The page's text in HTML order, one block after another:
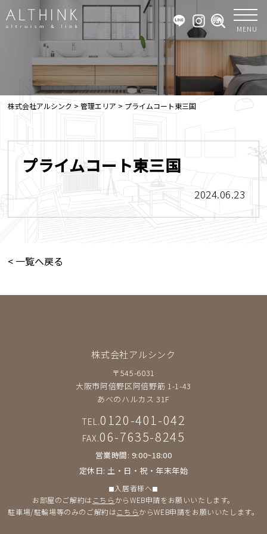
MENU
株式会社アルシンク >管理エリア >プライムコート東三国
プライムコート東三国
2024.06.23
< 一覧へ戻る
株式会社アルシンク
〒545-6031
大阪市阿倍野区阿倍野筋 1-1-43
あべのハルカス 31F
TEL.0120-401-042
FAX.06-7635-8245
営業時間: 9:00~18:00
定休日: 土・日・祝・年末年始
◼︎入居者様へ◼︎
お部屋のご解約は こちら からWEB申請をお願いいたします。
駐車場/駐輪場等のみのご解約はこちらからWEB申請をお願いいたします。